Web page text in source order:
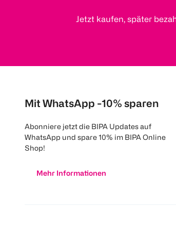
Jetzt kaufen, später
Mit WhatsApp -10% sparen
Abonniere jetzt die BIPA Updates auf
WhatsApp und spare 10% im BIPA Online
Shop!
Mehr Informationen